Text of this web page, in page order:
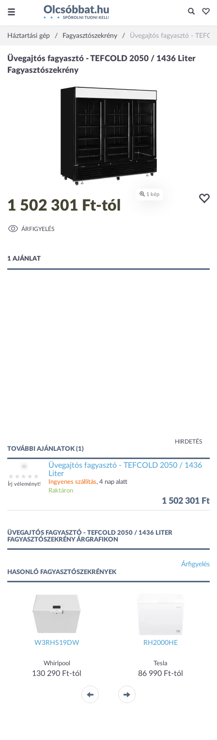
Háztartási gép Fagyasztószekrény Üvegajtós fagyasztó -
1 502 301 Ft-tól
ÁRFIGYELÉS
1 AJÁNLAT
HIRDETÉS
TOVÁBBI AJÁNLATOK (1)
Írj véleményt!
Üvegajtós fagyasztó - TEFCOLD 2050 / 1436
Liter
Ingyenes szállítás, 4 nap alatt
Raktáron
1 502 301 Ft
ÜVEGAJTÓS FAGYASZTÓ - TEFCOLD 2050 / 1436 LITER
FAGYASZTÓSZEKRÉNY ÁRGRAFIKON
Árfigyelés
HASONLÓ FAGYASZTÓSZEKRÉNYEK
W3RHS19DW
Whirlpool
130 290 Ft-tól
RH2000HE
Tesla
86 990 Ft-tól